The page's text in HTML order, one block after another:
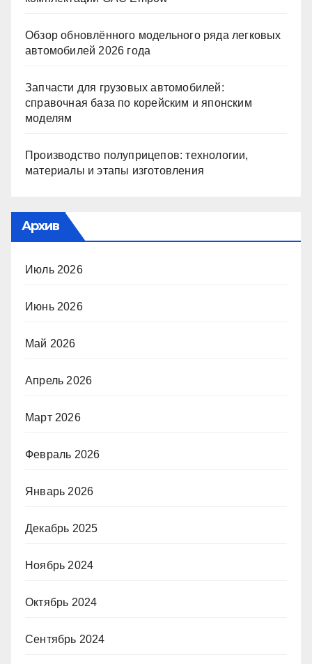
Обзор обновлённого модельного ряда легковых
автомобилей 2026 года
Запчасти для грузовых автомобилей:
справочная база по корейским и японским
моделям
Производство полуприцепов: технологии,
материалы и этапы изготовления
Архив
Июль 2026
Июнь 2026
Май 2026
Апрель 2026
Март 2026
Февраль 2026
Январь 2026
Декабрь 2025
Ноябрь 2024
Октябрь 2024
Сентябрь 2024